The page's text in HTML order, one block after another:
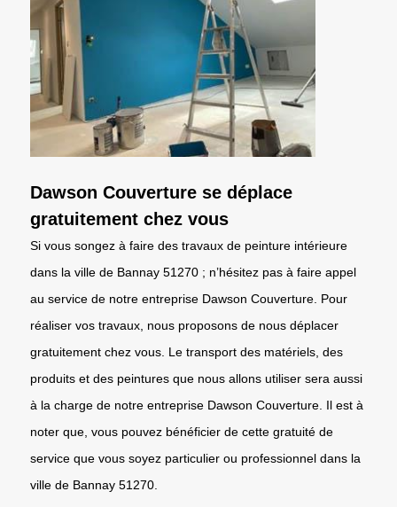
Dawson Couverture se déplace
gratuitement chez vous
Si vous songez à faire des travaux de peinture intérieure
dans la ville de Bannay 51270 ; n’hésitez pas à faire appel
au service de notre entreprise Dawson Couverture. Pour
réaliser vos travaux, nous proposons de nous déplacer
gratuitement chez vous. Le transport des matériels, des
produits et des peintures que nous allons utiliser sera aussi
à la charge de notre entreprise Dawson Couverture. Il est à
noter que, vous pouvez bénéficier de cette gratuité de
service que vous soyez particulier ou professionnel dans la
ville de Bannay 51270.